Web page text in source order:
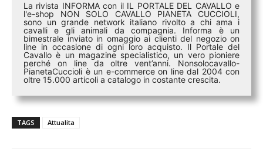
La rivista INFORMA con il IL PORTALE DEL CAVALLO e
l'e-shop NON SOLO CAVALLO PIANETA CUCCIOLI,
sono un grande network italiano rivolto a chi ama i
cavalli e gli animali da compagnia. Informa è un
bimestrale inviato in omaggio ai clienti del negozio on
line in occasione di ogni loro acquisto. Il Portale del
Cavallo è un magazine specialistico, un vero pioniere
perché on line da oltre vent’anni. Nonsolocavallo-
PianetaCuccioli è un e-commerce on line dal 2004 con
oltre 15.000 articoli a catalogo in costante crescita.
TAGS Attualita